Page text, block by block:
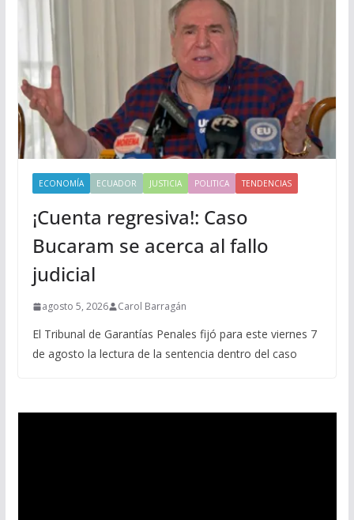
ECONOMÍA ECUADOR JUSTICIA POLITICA TENDENCIAS
¡Cuenta regresiva!: Caso
Bucaram se acerca al fallo
judicial
agosto 5, 2026 Carol Barragán
El Tribunal de Garantías Penales fijó para este viernes 7
de agosto la lectura de la sentencia dentro del caso